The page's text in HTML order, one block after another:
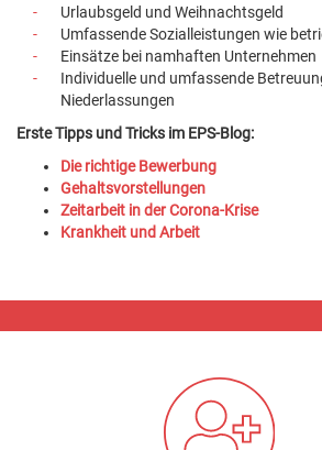
Urlaubsgeld und Weihnachtsgeld
Umfassende Sozialleistungen wie
Einsätze bei namhaften Unternehmen
Individuelle und umfassende
Niederlassungen
Erste Tipps und Tricks im EPS-Blog:
Die richtige Bewerbung
Gehaltsvorstellungen
Zeitarbeit in der Corona-Krise
Krankheit und Arbeit